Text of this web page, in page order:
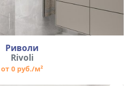
Риволи
Rivoli
от 0 руб./м²